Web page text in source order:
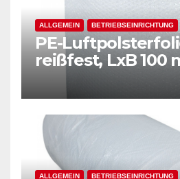
ALLGEMEIN BETRIEBSEINRICHTUNG
PE-
reißfest, LxB 100
mm, Stärke 50
Folie, transparent
ALLGEMEIN BETRIEBSEINRICHTUNG